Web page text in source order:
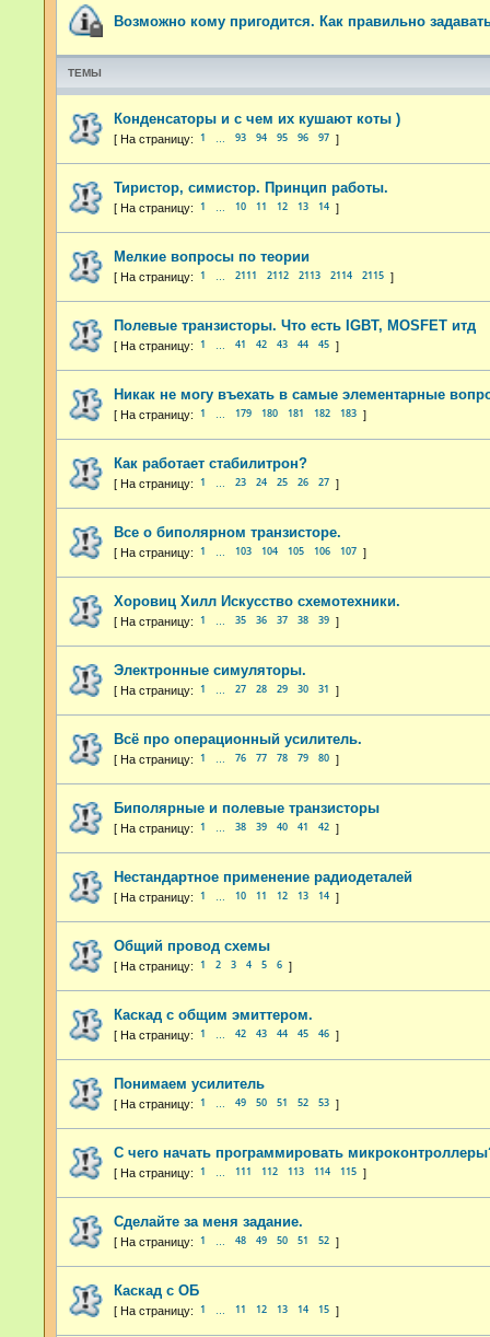
Возможно кому пригодится. Как правильно
ТЕМЫ
Конденсаторы и с чем их кушают коты )
1 93 94 95 96 97
Тиристор, симистор. Принцип работы.
1 10 11 12 13 14
Мелкие вопросы по теории
1 2111 2112 2113 2114 2115
Полевые транзисторы. Что есть IGBT, MOSFET итд
1 41 42 43 44 45
Никак не могу въехать в самые элементарные
1 179 180 181 182 183
Как работает стабилитрон?
1 23 24 25 26 27
Все о биполярном транзисторе.
1 103 104 105 106 107
Хоровиц Хилл Искусство схемотехники.
1 35 36 37 38 39
Электронные симуляторы.
1 27 28 29 30 31
Всё про операционный усилитель.
1 76 77 78 79 80
Биполярные и полевые транзисторы
1 38 39 40 41 42
Нестандартное применение радиодеталей
1 10 11 12 13 14
Общий провод схемы
1 2 3 4 5 6
Каскад с общим эмиттером.
1 42 43 44 45 46
Понимаем усилитель
1 49 50 51 52 53
С чего начать программировать
1 111 112 113 114 115
Сделайте за меня задание.
1 48 49 50 51 52
Каскад с ОБ
1 11 12 13 14 15